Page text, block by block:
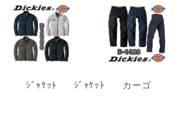
ｼﾞｬｹｯﾄ ｼﾞｬｹｯﾄ カーゴ